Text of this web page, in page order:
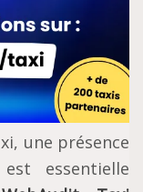
une présence
essentielle